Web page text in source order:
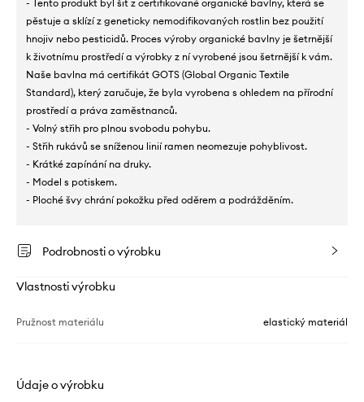
- Tento produkt byl šit z certifikované organické bavlny, která se
pěstuje a sklízí z geneticky nemodifikovaných rostlin bez použití
hnojiv nebo pesticidů. Proces výroby organické bavlny je šetrnější
k životnímu prostředí a výrobky z ní vyrobené jsou šetrnější k vám.
Naše bavlna má certifikát GOTS (Global Organic Textile
Standard), který zaručuje, že byla vyrobena s ohledem na přírodní
prostředí a práva zaměstnanců.
- Volný střih pro plnou svobodu pohybu.
- Střih rukávů se sníženou linií ramen neomezuje pohyblivost.
- Krátké zapínání na druky.
- Model s potiskem.
- Ploché švy chrání pokožku před oděrem a podrážděním.
Podrobnosti o výrobku
Vlastnosti výrobku
Pružnost materiálu elastický materiál
Údaje o výrobku